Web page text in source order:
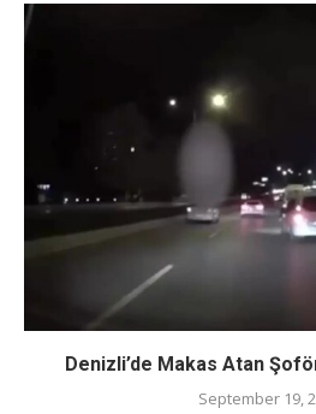
Denizli’de Makas Atan
September 19,